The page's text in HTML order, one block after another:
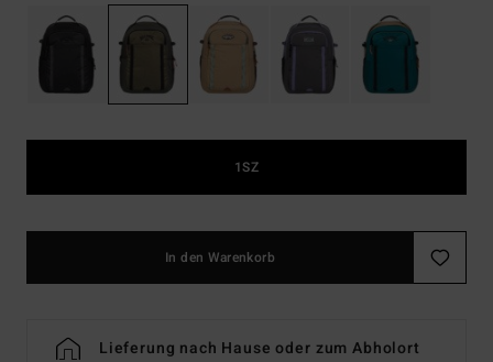
1SZ
In den Warenkorb
Lieferung nach Hause oder zum Abholort